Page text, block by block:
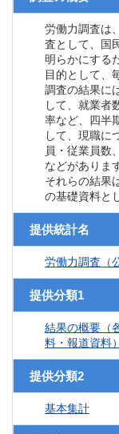
労働力調査は
査として、国
明らかにする
目的として、
調査の結果に
して、就業者
率など、四半
して、現職に
員・従業員数
などがありま
それらの結果
の基礎資料と
提供統計名
労働力調査（
提供分類1
結果の概要（
料・報道資料）
提供分類2
基本集計